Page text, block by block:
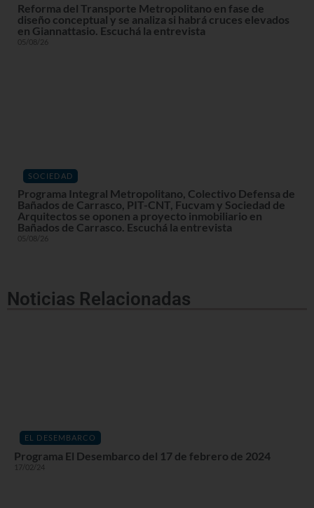
Reforma del Transporte Metropolitano en fase de
diseño conceptual y se analiza si habrá cruces elevados
en Giannattasio. Escuchá la entrevista
05/08/26
SOCIEDAD
Programa Integral Metropolitano, Colectivo Defensa de
Bañados de Carrasco, PIT-CNT, Fucvam y Sociedad de
Arquitectos se oponen a proyecto inmobiliario en
Bañados de Carrasco. Escuchá la entrevista
05/08/26
Noticias Relacionadas
EL DESEMBARCO
Programa El Desembarco del 17 de febrero de 2024
17/02/24